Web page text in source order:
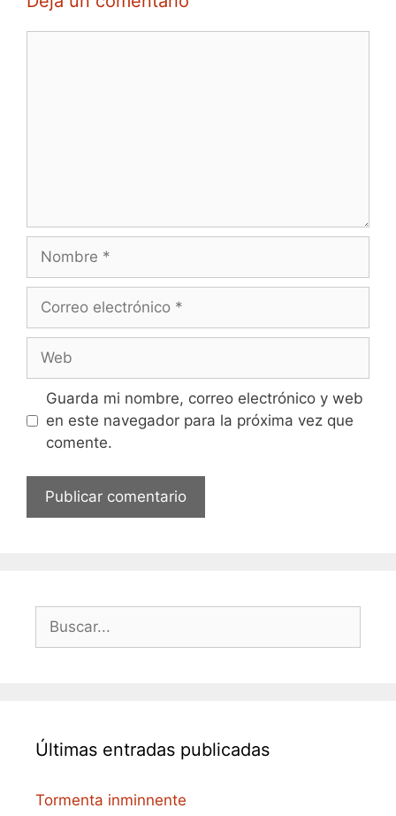
electrónico
Guarda mi nombre, correo electrónico y web
en este navegador para la próxima vez que
comente.
Buscar:
Últimas entradas publicadas
Tormenta inminnente